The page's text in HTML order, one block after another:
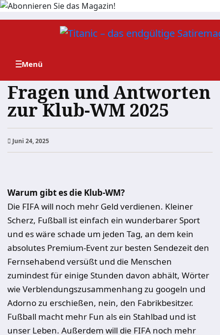
Zum
Fragen und Antworten
zur Klub-WM 2025
Juni 24, 2025
Warum gibt es die Klub-WM?
Die FIFA will noch mehr Geld verdienen. Kleiner
Scherz, Fußball ist einfach ein wunderbarer Sport
und es wäre schade um jeden Tag, an dem kein
absolutes Premium-Event zur besten Sendezeit den
Fernsehabend versüßt und die Menschen
zumindest für einige Stunden davon abhält, Wörter
wie Verblendungszusammenhang zu googeln und
Adorno zu erschießen, nein, den Fabrikbesitzer.
Fußball macht mehr Fun als ein Stahlbad und ist
unser Leben. Außerdem will die FIFA noch mehr